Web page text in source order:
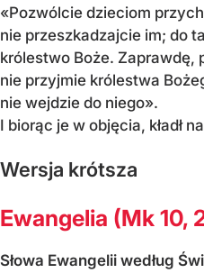
«Pozwólcie dzieciom
nie przeszkadzajcie im; do
królestwo Boże. Zaprawdę,
nie przyjmie królestwa
nie wejdzie do niego».
I biorąc je w objęcia, kładł
Wersja krótsza
Ewangelia (Mk 10,
Słowa Ewangelii według